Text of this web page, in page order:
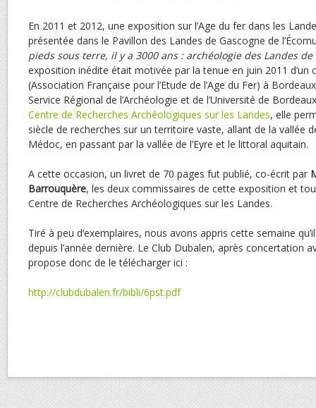
En 2011 et 2012, une exposition sur l’Age du fer dans les
présentée dans le Pavillon des Landes de Gascogne de
pieds sous terre, il y a 3000 ans : archéologie des Landes de
exposition inédite était motivée par la tenue en juin 2011 d’un
(Association Française pour l’Etude de l’Age du Fer) à
Service Régional de l’Archéologie et de l’Université de
Centre de Recherches Archéologiques sur les Landes, elle
siècle de recherches sur un territoire vaste, allant de la vallée
Médoc, en passant par la vallée de l’Eyre et le littoral aquitain.
A cette occasion, un livret de 70 pages fut publié, co-écrit par
Barrouquère, les deux commissaires de cette exposition et
Centre de Recherches Archéologiques sur les Landes.
Tiré à peu d’exemplaires, nous avons appris cette semaine
depuis l’année dernière. Le Club Dubalen, après concertation
propose donc de le télécharger ici :
http://clubdubalen.fr/bibli/6pst.pdf